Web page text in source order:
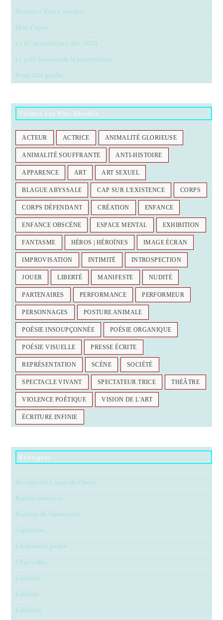
Soudain c’était l’ merdier
Déni s’opère
Le fil | actualité oct.-déc. 2023
Le petit business de la bienveillance
Petite fille gorille
Thèmes Les Plus Abordés
ACTEUR ACTRICE ANIMALITÉ GLORIEUSE
ANIMALITÉ SOUFFRANTE ANTI-HISTOIRE
APPARENCE ART ART SEXUEL
BLAGUE ABYSSALE CAP SUR L'EXISTENCE CORPS
CORPS DÉFENDANT CRÉATION ENFANCE
ENFANCE OBSCÈNE ESPACE MENTAL EXHIBITION
FANTASME HÉROS | HÉROÏNES IMAGE ÉCRAN
IMPROVISATION INTIMITÉ INTROSPECTION
JOUER LIBERTÉ MANIFESTE NUDITÉ
PARTENAIRES PERFORMANCE PERFORMEUR
PERSONNAGES POSTURE ANIMALE
POÉSIE INSOUPÇONNÉE POÉSIE ORGANIQUE
POÉSIE VISUELLE PRESSE ÉCRITE
REPRÉSENTATION SCÈNE SOCIÉTÉ
SPECTACLE VIVANT SPECTATEUR.TRICE THÉÂTRE
VIOLENCE POÉTIQUE VISION DE L'ART
ÉCRITURE INFINIE
Rubriques
Au cœur des Camps de l'Amor
Bandes-annonces
Bastions de l'épouvante
Captations
Civilisation propre
Clips vidéo
Concepts
Création
Créations